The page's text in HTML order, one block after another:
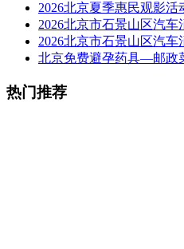
2026北京夏季惠民观影
2026北京市石景山区汽
2026北京市石景山区汽
北京免费避孕药具—邮政
热门推荐